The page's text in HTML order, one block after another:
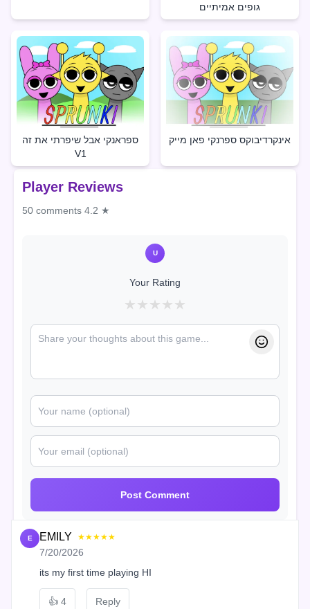
גופים אמיתיים
ספראנקי אבל שיפרתי את זה
V1
אינקרדיבוקס ספרנקי פאן מייק
Player Reviews
50 comments 4.2 ★
U
Your Rating
★ ★ ★ ★ ★
Post Comment
E EMILY ★★★★★
7/20/2026
its my first time playing HI
👍 4 Reply